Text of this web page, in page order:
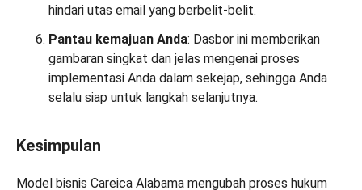
hindari utas email yang berbelit-belit.
Pantau kemajuan Anda: Dasbor ini memberikan
gambaran singkat dan jelas mengenai proses
implementasi Anda dalam sekejap, sehingga Anda
selalu siap untuk langkah selanjutnya.
Kesimpulan
Model bisnis Careica Alabama mengubah proses hukum